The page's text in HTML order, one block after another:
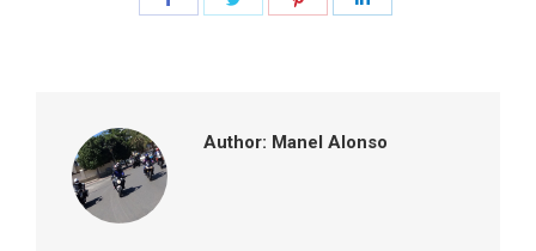
Author: Manel Alonso